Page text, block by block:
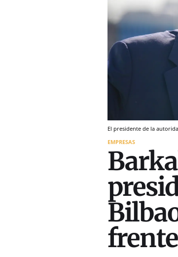
El presidente de la
EMPRESAS
frente